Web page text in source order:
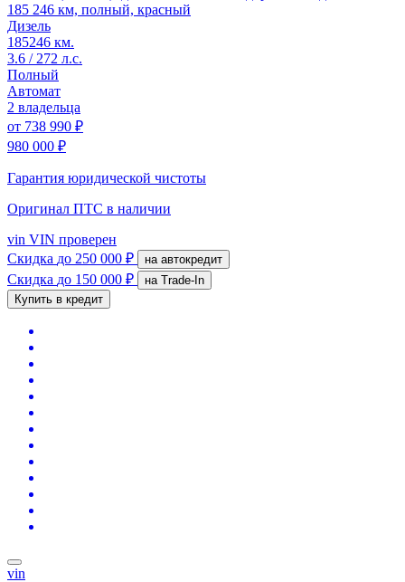
185 246 км, полный, красный
Дизель
185246 км.
3.6 / 272 л.с.
Полный
Автомат
2 владельца
от 738 990 ₽
980 000 ₽
Гарантия юридической чистоты
Оригинал ПТС в наличии
vin VIN проверен
Скидка до 250 000 ₽ на автокредит
Скидка до 150 000 ₽
на Trade-In
Купить в кредит
vin